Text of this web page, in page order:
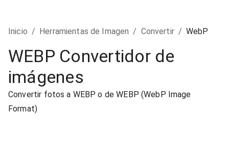
Inicio / Herramientas de Imagen / Convertir / WebP
WEBP Convertidor de
imágenes
Convertir fotos a WEBP o de WEBP (WebP Image
Format)